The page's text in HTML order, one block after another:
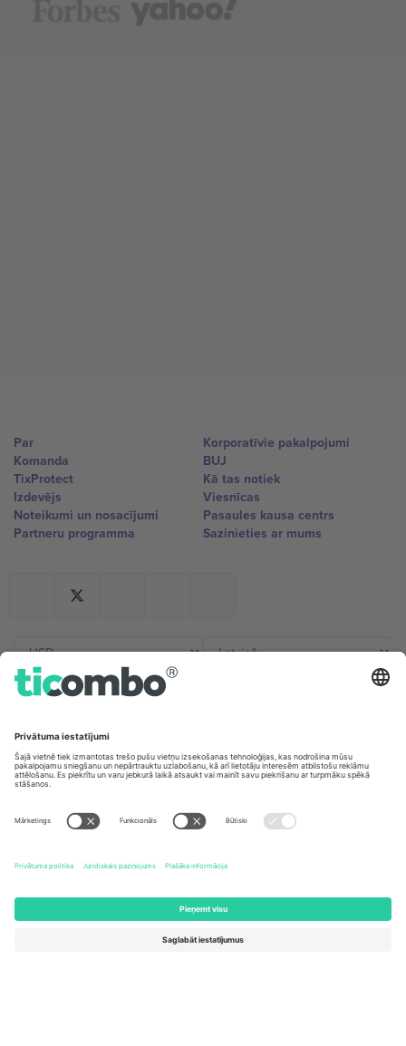
Par
Komanda
TixProtect
Izdevējs
Noteikumi un nosacījumi
Partneru programma
Korporatīvie pakalpojumi
BUJ
Kā tas notiek
Viesnīcas
Pasaules kausa centrs
Sazinieties ar mums
Germany
Unter den Linden 24, 10117
United Kingdom
167 City Road, London, Greater
Kingdom
United States
Newark, Delaware 19713, United
States
Switzerland
Engelberg, Switzerland